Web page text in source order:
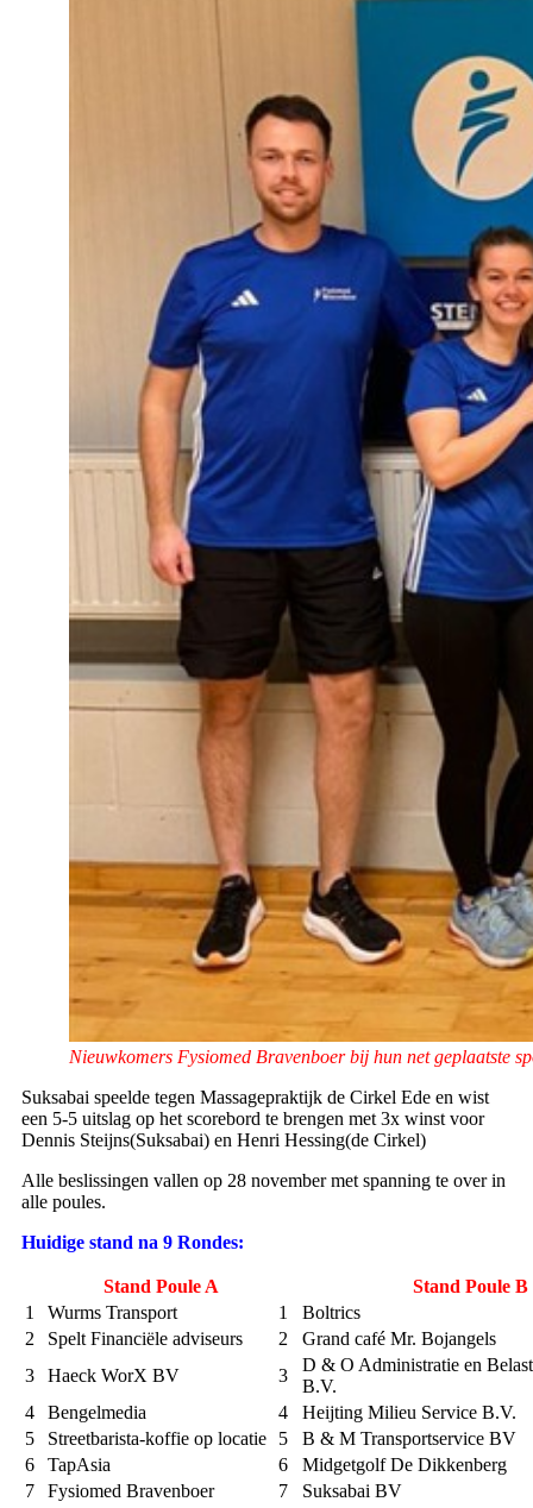
Nieuwkomers Fysiomed Bravenboer bij hun net geplaatste
Suksabai speelde tegen Massagepraktijk de Cirkel Ede en wist
een 5-5 uitslag op het scorebord te brengen met 3x winst voor
Dennis Steijns(Suksabai) en Henri Hessing(de Cirkel)
Alle beslissingen vallen op 28 november met spanning te over in
alle poules.
Huidige stand na 9 Rondes:
Stand Poule A
Stand Poule B
1
Wurms Transport 1
Boltrics
2
Spelt Financiële adviseurs 2
Grand café Mr. Bojangels
3
Haeck WorX BV 3
D & O Administratie en
B.V.
4
Bengelmedia 4
Heijting Milieu Service B.V.
5
Streetbarista-koffie op locatie 5
B & M Transportservice BV
6
TapAsia 6
Midgetgolf De Dikkenberg
7
Fysiomed Bravenboer 7
Suksabai BV